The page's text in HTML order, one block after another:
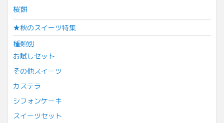
桜餅
★秋のスイーツ特集
種類別
お試しセット
その他スイーツ
カステラ
シフォンケーキ
スイーツセット